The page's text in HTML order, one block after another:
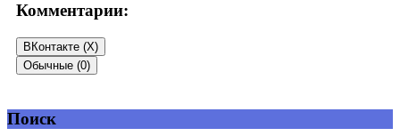
Комментарии:
ВКонтакте (X)
Обычные (0)
Добавить комментарий
Поиск